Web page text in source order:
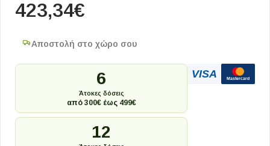
423,34€
Αποστολή στο χώρο σου
6
Άτοκες δόσεις
από 300€ έως 499€
12
VISA Mastercard